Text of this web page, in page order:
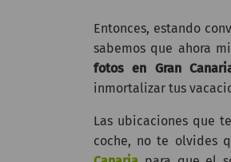
Entonces, estando
sabemos que ahora
fotos en Gran
inmortalizar tus
Las ubicaciones que
coche, no te olvides